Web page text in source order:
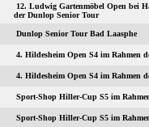
12. Ludwig Gartenmöbel Open bei
der Dunlop Senior Tour
Dunlop Senior Tour Bad Laasphe
4. Hildesheim Open S4 im Rahmen
4. Hildesheim Open S4 im Rahmen
Sport-Shop Hiller-Cup S5 im
Sport-Shop Hiller-Cup S5 im